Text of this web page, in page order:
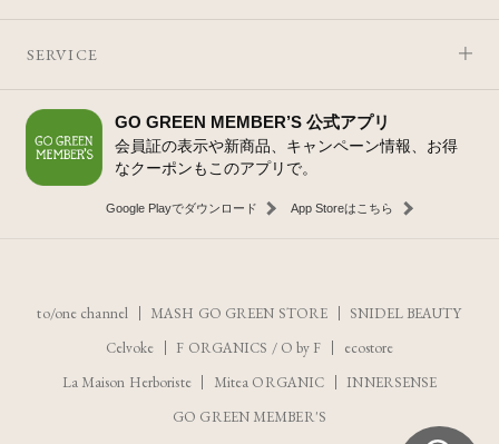
SERVICE
GO GREEN MEMBER’S 公式アプリ
会員証の表示や新商品、キャンペーン情報、お得
なクーポンもこのアプリで。
Google Playでダウンロード App Storeはこちら
to/one channel MASH GO GREEN STORE
SNIDEL BEAUTY
Celvoke
F ORGANICS / O by F
ecostore
La Maison Herboriste
Mitea ORGANIC
INNERSENSE
GO GREEN MEMBER'S